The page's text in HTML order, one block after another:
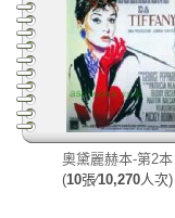
奧黛麗赫本-第2本
(10張∕10,270人次)